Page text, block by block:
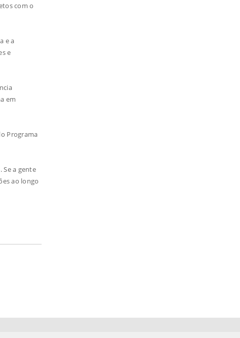
com o
e a
e
em
Programa
Se a gente
ao longo